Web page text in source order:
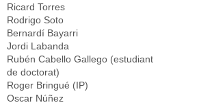
Ricard Torres
Rodrigo Soto
Bernardí Bayarri
Jordi Labanda
Rubén Cabello Gallego (estudiant
de doctorat)
Roger Bringué (IP)
Oscar Núñez